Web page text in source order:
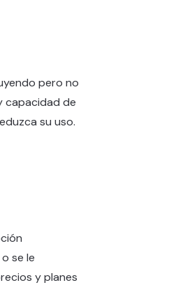
pero no
capacidad de
su uso.
se le
y planes